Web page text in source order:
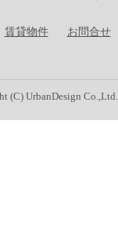
賃貸物件 お問合せ
(C) UrbanDesign